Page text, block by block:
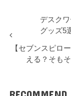
デスク
グッズ5
【セブンスピロ
える？そも